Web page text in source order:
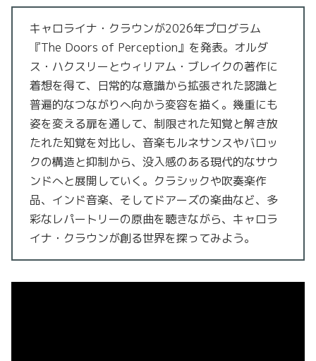
キャロライナ・クラウンが2026年プログラム
『The Doors of Perception』を発表。オルダ
ス・ハクスリーとウィリアム・ブレイクの著作に
着想を得て、日常的な意識から拡張された認識と
普遍的なつながりへ向かう変容を描く。幾重にも
姿を変える扉を通して、制限された知覚と解き放
たれた知覚を対比し、音楽もルネサンスやバロッ
クの構造と抑制から、没入感のある現代的なサウ
ンドへと展開していく。クラシックや吹奏楽作
品、インド音楽、そしてドアーズの楽曲など、多
彩なレパートリーの原曲を聴きながら、キャロラ
イナ・クラウンが創る世界を探ってみよう。